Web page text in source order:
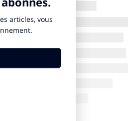
: les interfaces utilisées pour
avec l’aide de Green IT, et
qui ont été évaluées avec
performance environnementale
Gemini (Google), Mistral